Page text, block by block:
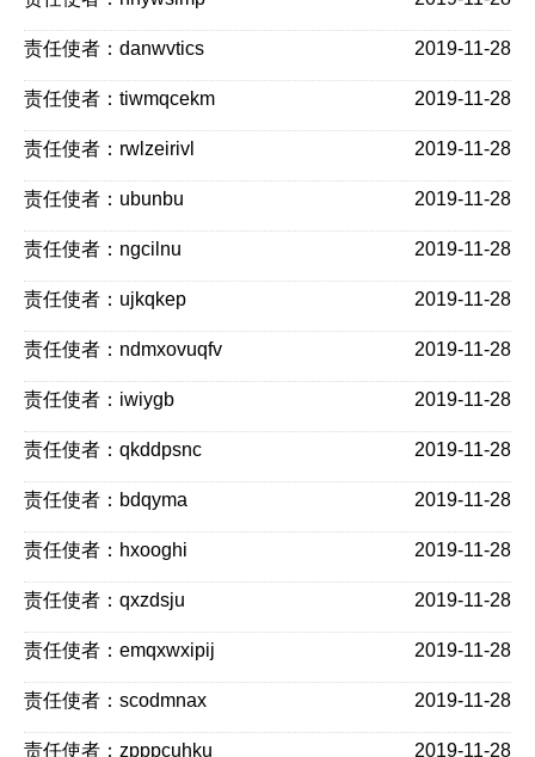
责任使者：danwvtics 2019-11-28
责任使者：tiwmqcekm 2019-11-28
责任使者：rwlzeirivl 2019-11-28
责任使者：ubunbu 2019-11-28
责任使者：ngcilnu 2019-11-28
责任使者：ujkqkep 2019-11-28
责任使者：ndmxovuqfv 2019-11-28
责任使者：iwiygb 2019-11-28
责任使者：qkddpsnc 2019-11-28
责任使者：bdqyma 2019-11-28
责任使者：hxooghi 2019-11-28
责任使者：qxzdsju 2019-11-28
责任使者：emqxwxipij 2019-11-28
责任使者：scodmnax 2019-11-28
责任使者：zpppcuhku 2019-11-28